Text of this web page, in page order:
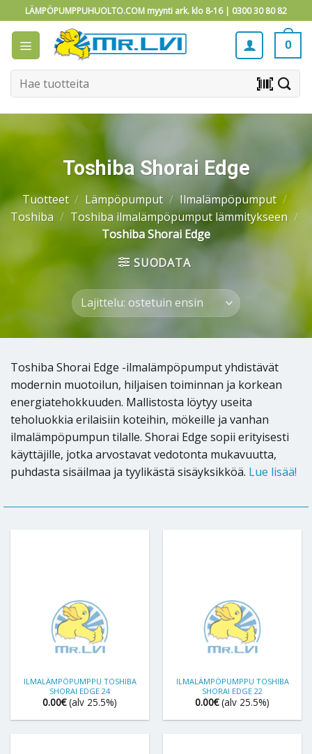
to
content
LÄMPÖPUMPPUHUOLTO.COM myynti ark. klo 8-16 | 0300 30 80 82
0
Etsi: barcode_scanner
Toshiba Shorai Edge
Tuotteet / Lämpöpumput / Ilmalämpöpumput /
Toshiba / Toshiba ilmalämpöpumput lämmitykseen /
Toshiba Shorai Edge
SUODATA
Toshiba Shorai Edge -ilmalämpöpumput yhdistävät
modernin muotoilun, hiljaisen toiminnan ja korkean
energiatehokkuuden. Mallistosta löytyy useita
teholuokkia erilaisiin koteihin, mökeille ja vanhan
ilmalämpöpumpun tilalle. Shorai Edge sopii erityisesti
käyttäjille, jotka arvostavat vedotonta mukavuutta,
puhdasta sisäilmaa ja tyylikästä sisäyksikköä. Lue lisää!
ILMALÄMPÖPUMPPU TOSHIBA
SHORAI EDGE 24
0.00€ (alv 25.5%)
ILMALÄMPÖPUMPPU TOSHIBA
SHORAI EDGE 22
0.00€ (alv 25.5%)